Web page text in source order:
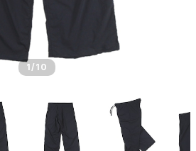
1 /10